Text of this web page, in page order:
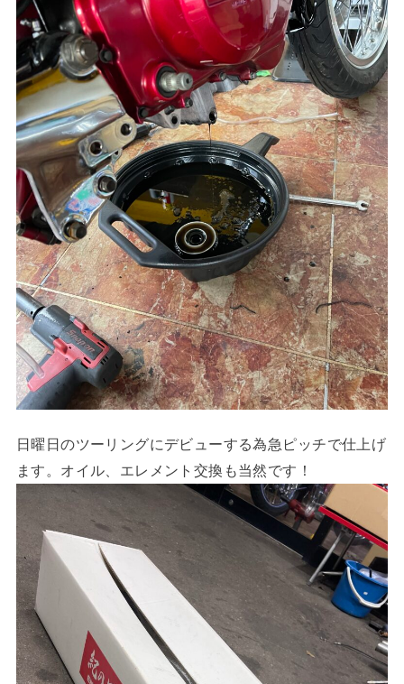
日曜日のツーリングにデビューする為急ピッチで仕上げ
ます。オイル、エレメント交換も当然です！